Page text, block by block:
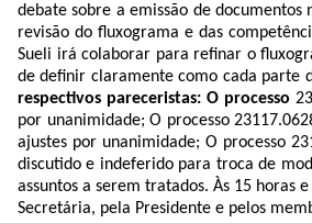
debate sobre a emissão de documentos
revisão do fluxograma e das
Sueli irá colaborar para refinar o
de definir claramente como cada parte
respectivos pareceristas: O processo
por unanimidade; O processo 23117.
ajustes por unanimidade; O processo
discutido e indeferido para troca de
assuntos a serem tratados. Às 15 horas e
Secretária, pela Presidente e pelos